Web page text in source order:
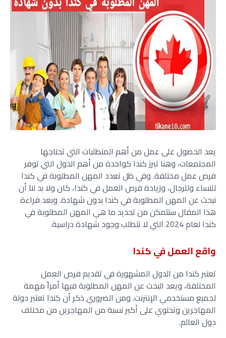
يعد الحصول على عمل من أهم المتطلبات التي تحتاجها
المجتمعات، وهنا تبرز كندا كواحدة من أهم الدول التي توفر
فرص عمل مختلفة. وفي ظل تعدد المهن المطلوبة في كندا
للنساء وللرجال، وزيادة فرص العمل في كندا، كان ولا بد لنا أن
نبحث عن المهن المطلوبة في كندا بدون شهادة. وبعد قراءة
هذا المقال ستتمكن من تحديد ما هي المهن المطلوبة في
كندا لعام 2024 التي لا تتطلب وجود شهادة دراسية.
واقع العمل في كندا
تعتبر كندا من الدول المشهورة في تقديم فرص العمل
المختلفة، ويعد البحث عن المهن المطلوبة فيها أمراً مهمة
لجميع مستخدمي الإنترنت. ومن الضروري ذكر أن كندا تعتبر دولة
المهاجرين وتحتوي على أكبر نسبة من المهاجرين من مختلف
دول العالم.